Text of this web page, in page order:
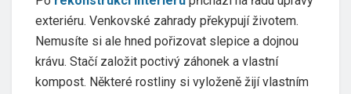
exteriéru. Venkovské zahrady překypují životem.
Nemusíte si ale hned pořizovat slepice a dojnou
krávu. Stačí založit poctivý záhonek a vlastní
kompost. Některé rostliny si vyloženě žijí vlastním